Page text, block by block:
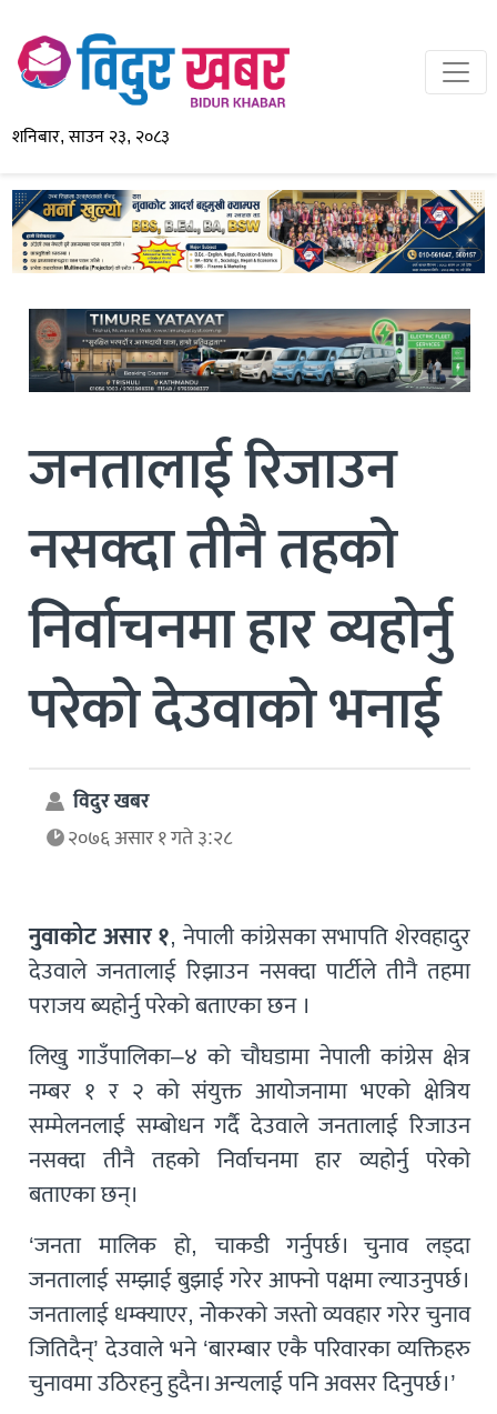
शनिबार, साउन २३, २०८३
जनतालाई रिजाउन
नसक्दा तीनै तहको
निर्वाचनमा हार व्यहोर्नु
परेको देउवाको भनाई
विदुर खबर
२०७६ असार १ गते ३:२८
नुवाकोट असार १, नेपाली कांग्रेसका सभापति शेरवहादुर
देउवाले जनतालाई रिझाउन नसक्दा पार्टीले तीनै तहमा
पराजय ब्यहोर्नु परेको बताएका छन ।
लिखु गाउँपालिका–४ को चौघडामा नेपाली कांग्रेस क्षेत्र
नम्बर १ र २ को संयुक्त आयोजनामा भएको क्षेत्रिय
सम्मेलनलाई सम्बोधन गर्दै देउवाले जनतालाई रिजाउन
नसक्दा तीनै तहको निर्वाचनमा हार व्यहोर्नु परेको
बताएका छन्।
‘जनता मालिक हो, चाकडी गर्नुपर्छ। चुनाव लड्दा
जनतालाई सम्झाई बुझाई गरेर आफ्नो पक्षमा ल्याउनुपर्छ।
जनतालाई धम्क्याएर, नोेकरको जस्तो व्यवहार गरेर चुनाव
जितिदैन्’ देउवाले भने ‘बारम्बार एकै परिवारका व्यक्तिहरु
चुनावमा उठिरहनु हुदैन। अन्यलाई पनि अवसर दिनुपर्छ।’